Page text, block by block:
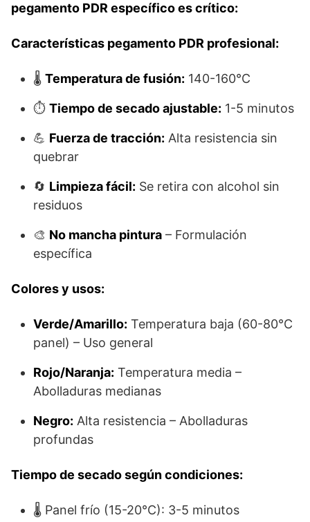
pegamento PDR específico es crítico:
Características pegamento PDR profesional:
🌡️ Temperatura de fusión: 140-160°C
⏱️ Tiempo de secado ajustable: 1-5 minutos
💪 Fuerza de tracción: Alta resistencia sin
quebrar
🔄 Limpieza fácil: Se retira con alcohol sin
residuos
🎨 No mancha pintura – Formulación
específica
Colores y usos:
Verde/Amarillo: Temperatura baja (60-80°C
panel) – Uso general
Rojo/Naranja: Temperatura media –
Abolladuras medianas
Negro: Alta resistencia – Abolladuras
profundas
Tiempo de secado según condiciones:
🌡️ Panel frío (15-20°C): 3-5 minutos